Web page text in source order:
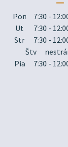
Pon
7:30 -
Ut
7:30 -
Str
7:30 -
Štv
Pia
7:30 -